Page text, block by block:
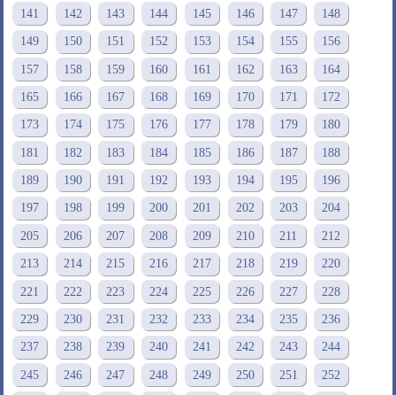
141 142 143 144 145 146 147 148
149 150 151 152 153 154 155 156
157 158 159 160 161 162 163 164
165 166 167 168 169 170 171 172
173 174 175 176 177 178 179 180
181 182 183 184 185 186 187 188
189 190 191 192 193 194 195 196
197 198 199 200 201 202 203 204
205 206 207 208 209 210 211 212
213 214 215 216 217 218 219 220
221 222 223 224 225 226 227 228
229 230 231 232 233 234 235 236
237 238 239 240 241 242 243 244
245 246 247 248 249 250 251 252